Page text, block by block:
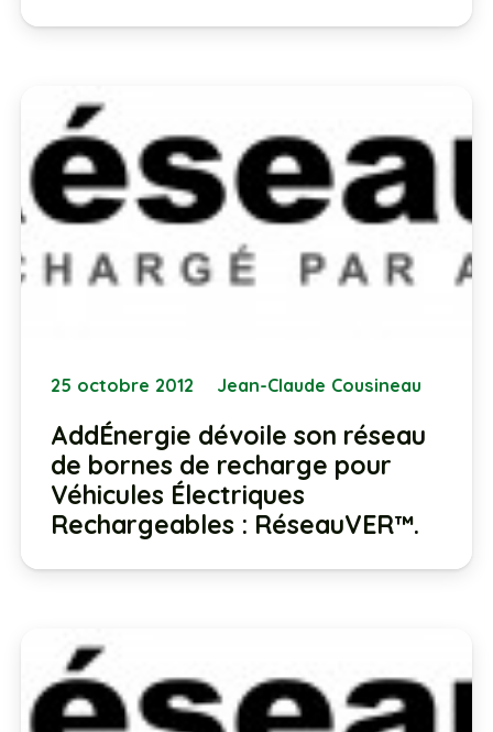
25 octobre 2012 Jean-Claude Cousineau
AddÉnergie dévoile son réseau
de bornes de recharge pour
Véhicules Électriques
Rechargeables : RéseauVER™.